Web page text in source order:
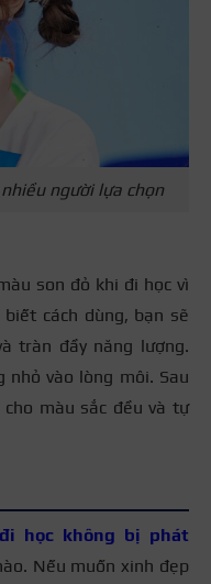
người lựa chọn
son đỏ khi đi học vì
cách dùng, bạn sẽ
tràn đầy năng lượng.
nhỏ vào lòng môi. Sau
màu sắc đều và tự
học không bị phát
Nếu muốn xinh đẹp